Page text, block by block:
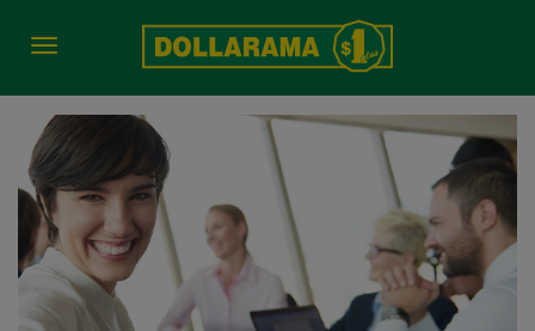
Toggle